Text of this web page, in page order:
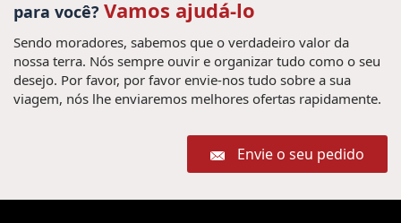
para você? Vamos ajudá-lo
Sendo moradores, sabemos que o verdadeiro valor da
nossa terra. Nós sempre ouvir e organizar tudo como o seu
desejo. Por favor, por favor envie-nos tudo sobre a sua
viagem, nós lhe enviaremos melhores ofertas rapidamente.
Envie o seu pedido